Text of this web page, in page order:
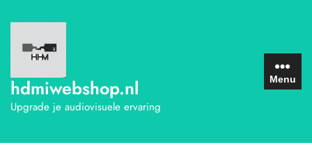
naar
inhoud
hdmiwebshop.nl
Upgrade je audiovisuele ervaring
Menu